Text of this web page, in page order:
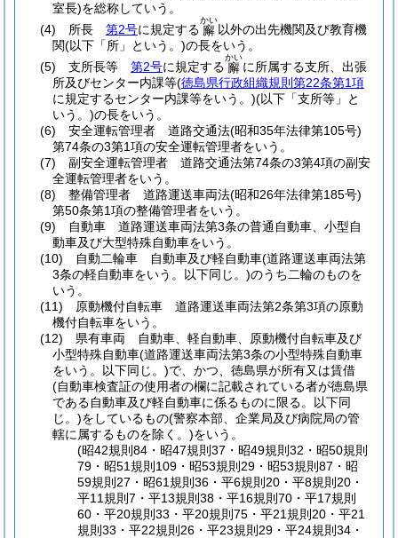
室長)を総称していう。
(4)
所長 第2号に規定する 廨
かい
以外の出先機関及び教育機
関(以下「所」という。)の長をいう。
(5)
支所長等 第2号に規定する 廨
かい
に所属する支所、出張
所及びセンター内課等(徳島県行政組織規則第22条第1項
に規定するセンター内課等をいう。)(以下「支所等」と
いう。)の長をいう。
(6)
安全運転管理者 道路交通法(昭和35年法律第105号)
第74条の3第1項の安全運転管理者をいう。
(7)
副安全運転管理者 道路交通法第74条の3第4項の副安
全運転管理者をいう。
(8)
整備管理者 道路運送車両法(昭和26年法律第185号)
第50条第1項の整備管理者をいう。
(9)
自動車 道路運送車両法第3条の普通自動車、小型自
動車及び大型特殊自動車をいう。
(10)
自動二輪車 自動車及び軽自動車(道路運送車両法第
3条の軽自動車をいう。以下同じ。)のうち二輪のものを
いう。
(11)
原動機付自転車 道路運送車両法第2条第3項の原動
機付自転車をいう。
(12)
県有車両 自動車、軽自動車、原動機付自転車及び
小型特殊自動車(道路運送車両法第3条の小型特殊自動車
をいう。以下同じ。)で、かつ、徳島県が所有又は賃借
(自動車検査証の使用者の欄に記載されている者が徳島県
である自動車及び軽自動車に係るものに限る。以下同
じ。)をしているもの(警察本部、企業局及び病院局の管
轄に属するものを除く。)をいう。
(昭42規則84・昭47規則37・昭49規則32・昭50規則
79・昭51規則109・昭53規則29・昭53規則87・昭
59規則27・昭61規則36・平6規則20・平8規則20・
平11規則7・平13規則38・平16規則70・平17規則
60・平20規則33・平20規則75・平21規則20・平21
規則33・平22規則26・平23規則29・平24規則34・